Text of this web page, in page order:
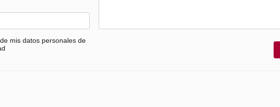
mis datos personales de